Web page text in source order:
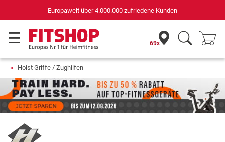
für Sportgeräte (n-tv+DISQ 2016-2024)
69x
Hoist Griffe / Zughilfen